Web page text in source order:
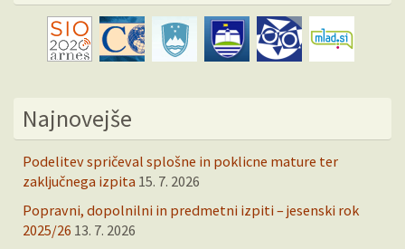
Najnovejše
Podelitev spričeval splošne in poklicne mature ter
zaključnega izpita 15. 7. 2026
Popravni, dopolnilni in predmetni izpiti – jesenski rok
2025/26 13. 7. 2026